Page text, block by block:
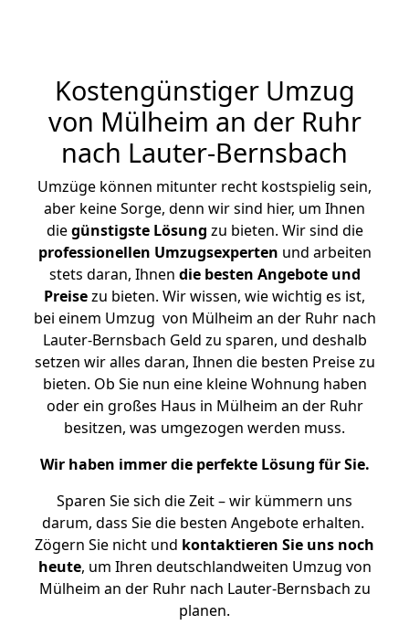
Kostengünstiger Umzug
von Mülheim an der Ruhr
nach Lauter-Bernsbach
Umzüge können mitunter recht kostspielig sein,
aber keine Sorge, denn wir sind hier, um Ihnen
diegünstigste Lösung zu bieten. Wir sind die
professionellen Umzugsexperten und arbeiten
stets daran, Ihnen die besten Angebote und
Preisezu bieten. Wir wissen, wie wichtig es ist,
bei einem Umzug von Mülheim an der Ruhr nach
Lauter-Bernsbach Geld zu sparen, und deshalb
setzen wir alles daran, Ihnen die besten Preise zu
bieten. Ob Sie nun eine kleine Wohnung haben
oder ein großes Haus in Mülheim an der Ruhr
besitzen, was umgezogen werden muss.
Wir haben immer die perfekte Lösung für Sie.
Sparen Sie sich die Zeit – wir kümmern uns
darum, dass Sie die besten Angebote erhalten.
Zögern Sie nicht und kontaktieren Sie uns noch
heute, um Ihren deutschlandweiten Umzug von
Mülheim an der Ruhr nach Lauter-Bernsbach zu
planen.